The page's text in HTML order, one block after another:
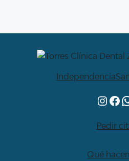
Independencia
Pedir
Qué